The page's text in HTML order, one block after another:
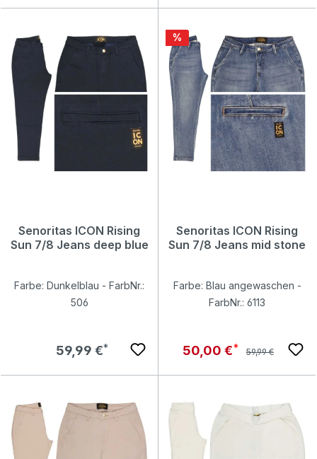
Senoritas ICON Rising
Sun 7/8 Jeans deep blue
Farbe: Dunkelblau - FarbNr.:
506
Regulärer Preis:
59,99 €
Rabatt
%
Senoritas ICON Rising
Sun 7/8 Jeans mid stone
Farbe: Blau angewaschen -
FarbNr.: 6113
Verkaufspreis:
50,00 € Regulärer Preis:
59,99 €